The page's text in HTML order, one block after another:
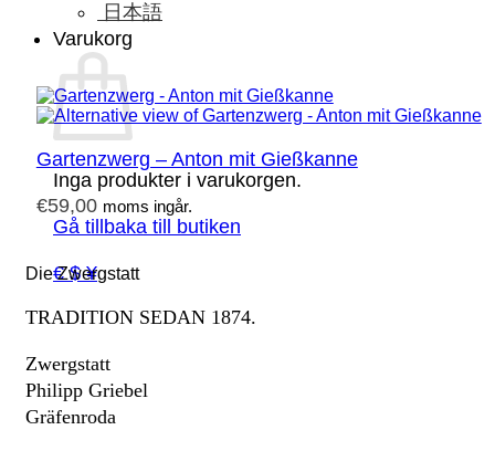
日本語
Varukorg
Inga produkter i varukorgen.
Gå tillbaka till butiken
€ $ ¥
Gartenzwerg – Anton mit Gießkanne
€59,00 moms ingår.
Die Zwergstatt
TRADITION SEDAN 1874.
Zwergstatt
Philipp Griebel
Gräfenroda